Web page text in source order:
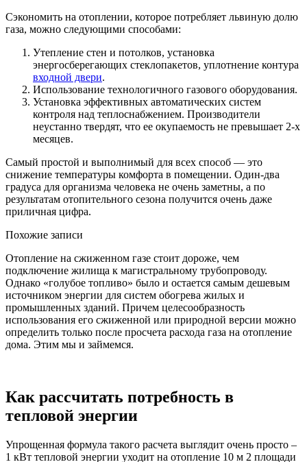
Сэкономить на отоплении, которое потребляет львиную долю
газа, можно следующими способами:
Утепление стен и потолков, установка
энергосберегающих стеклопакетов, уплотнение контура
входной двери.
Использование технологичного газового оборудования.
Установка эффективных автоматических систем
контроля над теплоснабжением. Производители
неустанно твердят, что ее окупаемость не превышает 2-х
месяцев.
Самый простой и выполнимый для всех способ — это
снижение температуры комфорта в помещении. Один-два
градуса для организма человека не очень заметны, а по
результатам отопительного сезона получится очень даже
приличная цифра.
Похожие записи
Отопление на сжиженном газе стоит дороже, чем
подключение жилища к магистральному трубопроводу.
Однако «голубое топливо» было и остается самым дешевым
источником энергии для систем обогрева жилых и
промышленных зданий. Причем целесообразность
использования его сжиженной или природной версии можно
определить только после просчета расхода газа на отопление
дома. Этим мы и займемся.
Как рассчитать потребность в
тепловой энергии
Упрощенная формула такого расчета выглядит очень просто –
1 кВт тепловой энергии уходит на отопление 10 м 2 площади